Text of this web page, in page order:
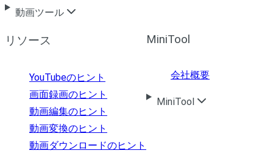
動画ツール
リソース
YouTubeのヒント
画面録画のヒント
動画編集のヒント
動画変換のヒント
動画ダウンロードのヒント
MiniTool
会社概要
MiniTool